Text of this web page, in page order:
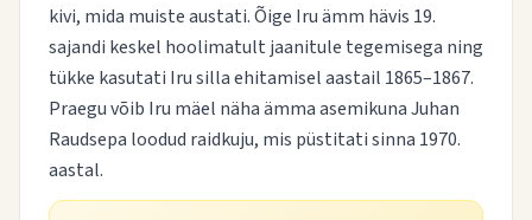
kivi, mida muiste austati. Õige Iru ämm hävis 19.
sajandi keskel hoolimatult jaanitule tegemisega ning
tükke kasutati Iru silla ehitamisel aastail 1865–1867.
Praegu võib Iru mäel näha ämma asemikuna Juhan
Raudsepa loodud raidkuju, mis püstitati sinna 1970.
aastal.